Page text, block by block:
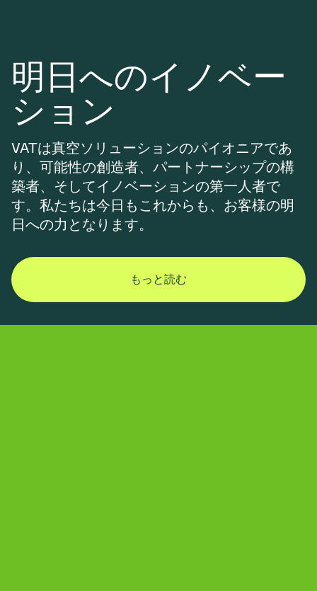
明日へのイノベー
ション
VATは真空ソリューションのパイオニアであ
り、可能性の創造者、パートナーシップの構
築者、そしてイノベーションの第一人者で
す。私たちは今日もこれからも、お客様の明
日への力となります。
もっと読む